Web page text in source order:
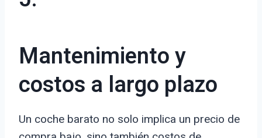
Mantenimiento y
costos a largo plazo
Un coche barato no solo implica un precio de